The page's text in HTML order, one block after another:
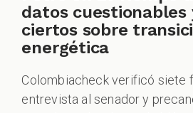
datos cuestionables
ciertos sobre
energética
Colombiacheck verificó siete
entrevista al senador y